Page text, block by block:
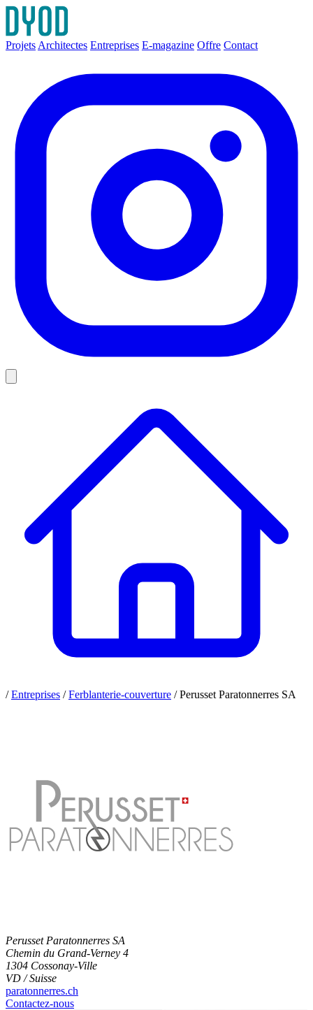
Projets Architectes Entreprises E-magazine Offre Contact
/ Entreprises / Ferblanterie-couverture /Perusset Paratonnerres SA
Perusset Paratonnerres SA
Chemin du Grand-Verney 4
1304 Cossonay-Ville
VD / Suisse
paratonnerres.ch
Contactez-nous